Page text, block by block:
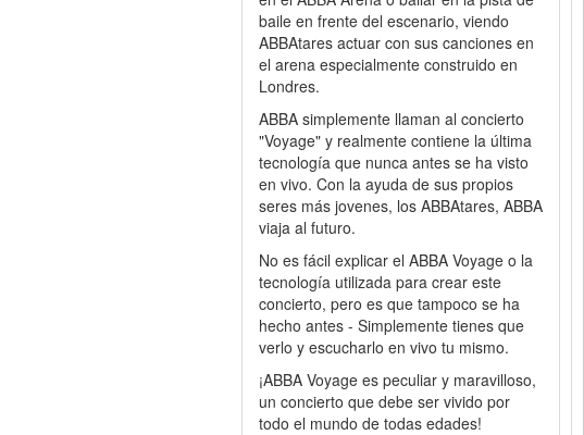
baile en frente del escenario, viendo
ABBAtares actuar con sus canciones en
el arena especialmente construido en
Londres.
ABBA simplemente llaman al concierto
"Voyage" y realmente contiene la última
tecnología que nunca antes se ha visto
en vivo. Con la ayuda de sus propios
seres más jovenes, los ABBAtares, ABBA
viaja al futuro.
No es fácil explicar el ABBA Voyage o la
tecnología utilizada para crear este
concierto, pero es que tampoco se ha
hecho antes - Simplemente tienes que
verlo y escucharlo en vivo tu mismo.
¡ABBA Voyage es peculiar y maravilloso,
un concierto que debe ser vivido por
todo el mundo de todas edades!